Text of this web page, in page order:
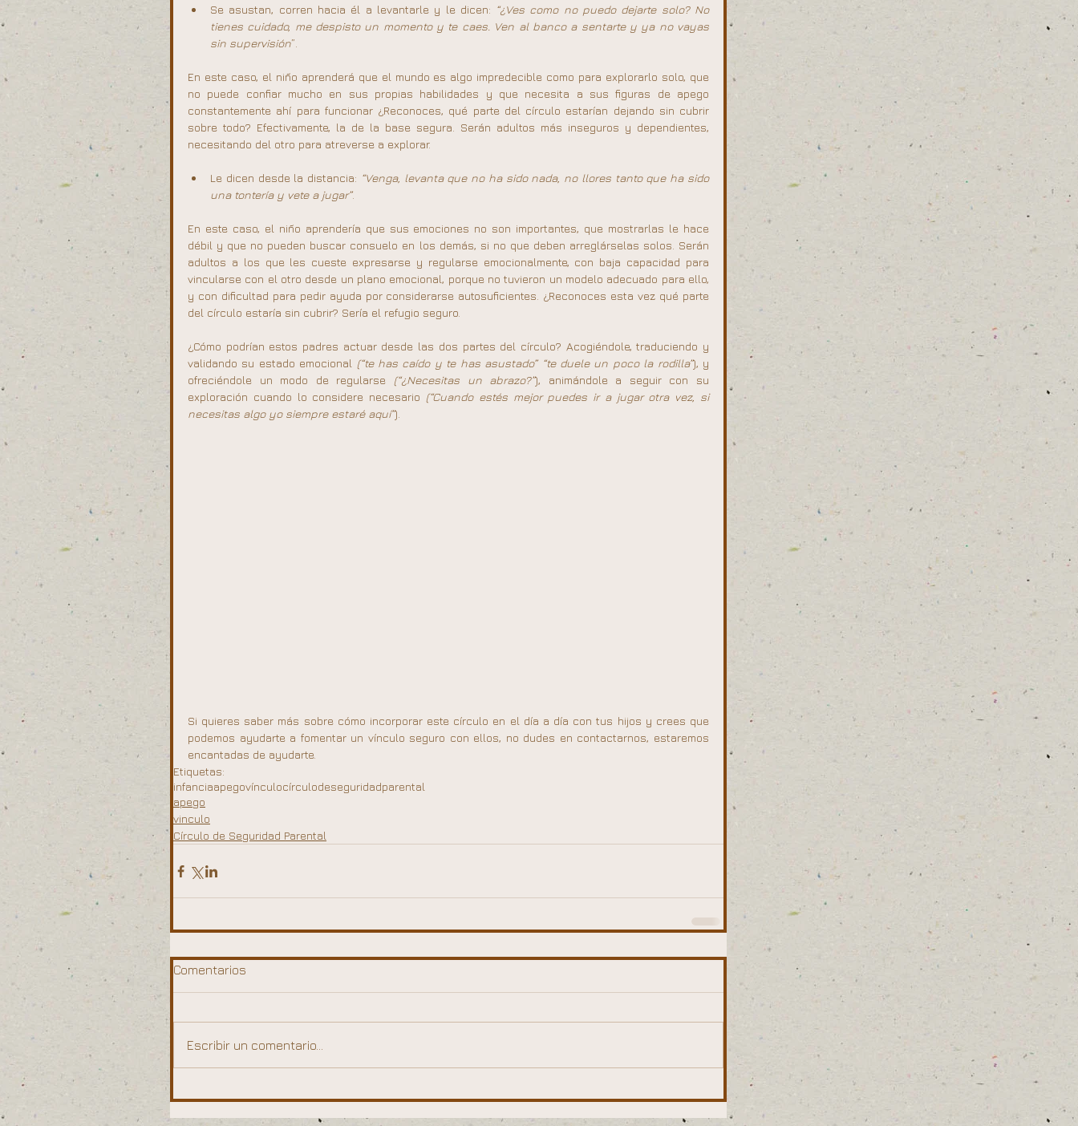
Se asustan, corren hacia él a levantarle y le dicen: “¿Ves como no puedo dejarte solo? No
tienes cuidado, me despisto un momento y te caes. Ven al banco a sentarte y ya no vayas
sin supervisión”.
En este caso, el niño aprenderá que el mundo es algo impredecible como para explorarlo solo, que
no puede confiar mucho en sus propias habilidades y que necesita a sus figuras de apego
constantemente ahí para funcionar ¿Reconoces, qué parte del círculo estarían dejando sin cubrir
sobre todo? Efectivamente, la de la base segura. Serán adultos más inseguros y dependientes,
necesitando del otro para atreverse a explorar.
Le dicen desde la distancia: “Venga, levanta que no ha sido nada, no llores tanto que ha sido
una tontería y vete a jugar”.
En este caso, el niño aprendería que sus emociones no son importantes, que mostrarlas le hace
débil y que no pueden buscar consuelo en los demás, si no que deben arreglárselas solos. Serán
adultos a los que les cueste expresarse y regularse emocionalmente, con baja capacidad para
vincularse con el otro desde un plano emocional, porque no tuvieron un modelo adecuado para ello,
y con dificultad para pedir ayuda por considerarse autosuficientes. ¿Reconoces esta vez qué parte
del círculo estaría sin cubrir? Sería el refugio seguro.
¿Cómo podrían estos padres actuar desde las dos partes del círculo? Acogiéndole, traduciendo y
validando su estado emocional (“te has caído y te has asustado” “te duele un poco la rodilla”), y
ofreciéndole un modo de regularse (“¿Necesitas un abrazo?”), animándole a seguir con su
exploración cuando lo considere necesario (“Cuando estés mejor puedes ir a jugar otra vez, si
necesitas algo yo siempre estaré aquí”).
Si quieres saber más sobre cómo incorporar este círculo en el día a día con tus hijos y crees que
podemos ayudarte a fomentar un vínculo seguro con ellos, no dudes en contactarnos, estaremos
encantadas de ayudarte.
Etiquetas:
infanciaapegovínculocírculodeseguridadparental
apego
vinculo
Círculo de Seguridad Parental
Comentarios
Escribir un comentario...